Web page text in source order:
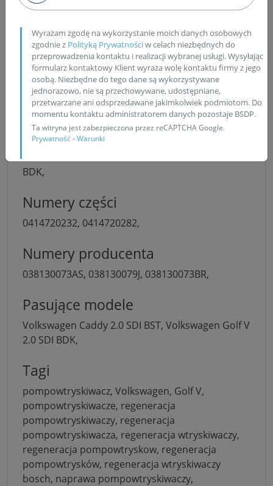
pompowtryskiwaczy
Opis produktu:
BDK,
Numery części
0414720232, 0414720282,
Numery producenta
038130073AS, 038130079J, 038130073BR,
Pasujące modele
Volkswagen Caddy 2.0 SDI BST, Volkswagen Golf V
2.0 SDI BDK,
Tagi
pompowtryskiwacz, Volkswagen, Golf V,
pompowtryskiwacze, regeneracja
pompowtryskiwaczy, regeneracja
pompowtryskiwacza, regeneracja wtryskiwaczy,
regeneracja pompowtryskow, regeneracja
pompowtrysków, regeneracja wtryskiwaczy
bosch, naprawa pompowtryskiwaczy,
Wyrażam zgodę na wykorzystanie moich danych osobowych
zgodnie z Polityką Prywatnościw celach niezbędnych do
przeprowadzenia kontaktu i realizacji wybranej usługi. Wysyłając
formularz kontaktowy Klient wyraża wolę kontaktu firmy z jego
osobą. Niezbędne do tego dane są wykorzystywane
jednorazowo, nie są przechowywane, udostępniane,
przetwarzane ani odsprzedawane jakimkolwiek podmiotom. Do
momentu kontaktu administratorem danych pozostaje BSDP.
Ta witryna jest zabezpieczona przez reCAPTCHA Google.
Prywatność-Warunki